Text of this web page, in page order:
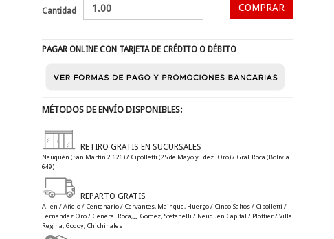
Cantidad
PAGAR ONLINE CON TARJETA DE CRÉDITO O DÉBITO
MÉTODOS DE ENVÍO DISPONIBLES:
RETIRO GRATIS EN SUCURSALES
Neuquén (San Martín 2.626) / Cipolletti (25 de Mayo y Fdez. Oro) / Gral.Roca (Bolivia
649)
REPARTO GRATIS
Allen / Añelo / Centenario / Cervantes, Mainque, Huergo / Cinco Saltos / Cipolletti /
Fernandez Oro / General Roca, JJ Gomez, Stefenelli / Neuquen Capital / Plottier / Villa
Regina, Godoy, Chichinales